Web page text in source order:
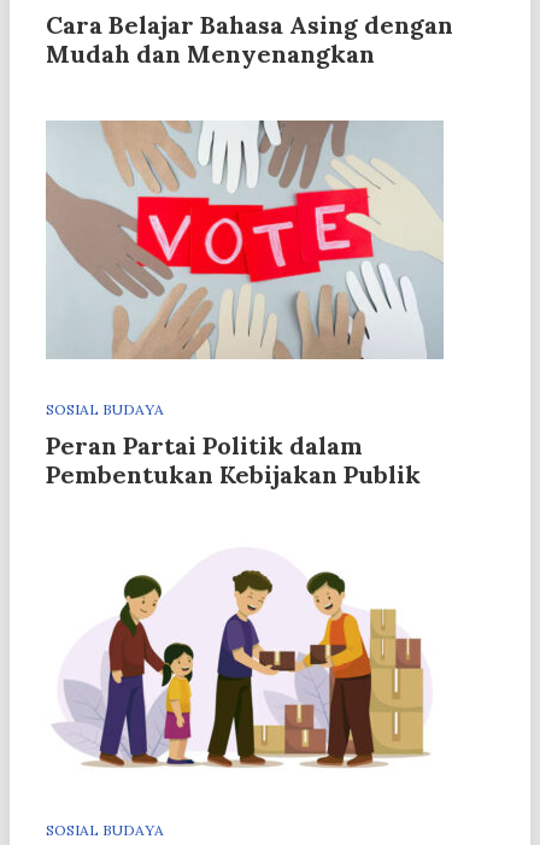
Cara Belajar Bahasa Asing dengan
Mudah dan Menyenangkan
SOSIAL BUDAYA
Peran Partai Politik dalam
Pembentukan Kebijakan Publik
SOSIAL BUDAYA